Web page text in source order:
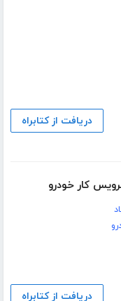
دریافت از کتابراه
کار خودرو
دریافت از کتابراه